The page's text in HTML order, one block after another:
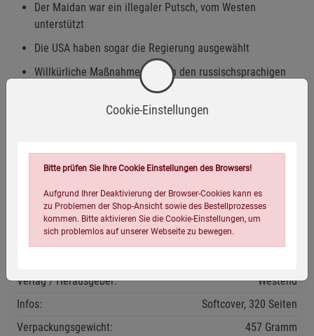
Der Maidan war ein illegaler Putsch, vom Westen
unterstützt
Die USA haben sogar die Regierung ausgewählt
Willkürliche Maßnahmen gegen den russischsprachigen
Russland ist und war immer ein zuverlässiger
USA sabotieren bereits 1982 russische Erdgas-Pipeline
Eigenschaften
Verlag / Herausgeber:
Westend
Infos:
Softcover, 320 Seiten
Verpackungsgewicht:
457 Gramm
Cookie-Einstellungen
Bitte prüfen Sie Ihre Cookie Einstellungen des Browsers!
Aufgrund Ihrer Deaktivierung der Browser-Cookies kann es
zu Problemen der Shop-Ansicht sowie des Bestellprozesses
kommen. Bitte aktivieren Sie die Cookie-Einstellungen, um
sich problemlos auf unserer Webseite zu bewegen.